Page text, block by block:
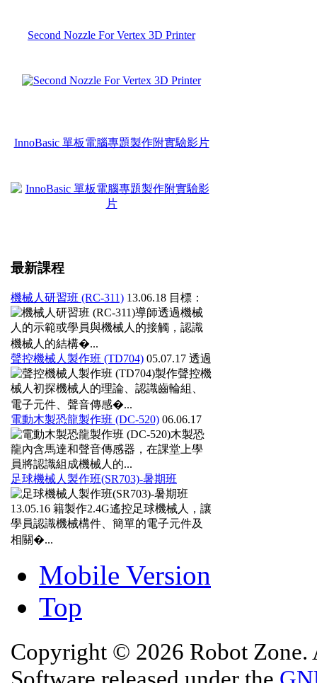
Second Nozzle For Vertex 3D Printer
InnoBasic 單板電腦專題製作附實驗影片
最新課程
機械人研習班 (RC-311) 13.06.18 目標：
導師透過機械
人的示範或學員與機械人的接觸，認識
機械人的結構�...
聲控機械人製作班 (TD704) 05.07.17 透過
製作聲控機
械人初探機械人的理論、認識齒輪組、
電子元件、聲音傳感�...
電動木製恐龍製作班 (DC-520) 06.06.17
木製恐
龍內含馬達和聲音傳感器，在課堂上學
員將認識組成機械人的...
足球機械人製作班(SR703)-暑期班
13.05.16 籍製作2.4G遙控足球機械人，讓
學員認識機械構件、簡單的電子元件及
相關�...
Mobile Version
Top
Copyright © 2026 Robot Zone.